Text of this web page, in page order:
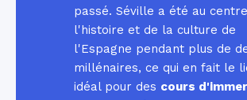
passé. Séville a été au
l'histoire et de la culture de
l'Espagne pendant plus de
millénaires, ce qui en fait le
idéal pour des cours